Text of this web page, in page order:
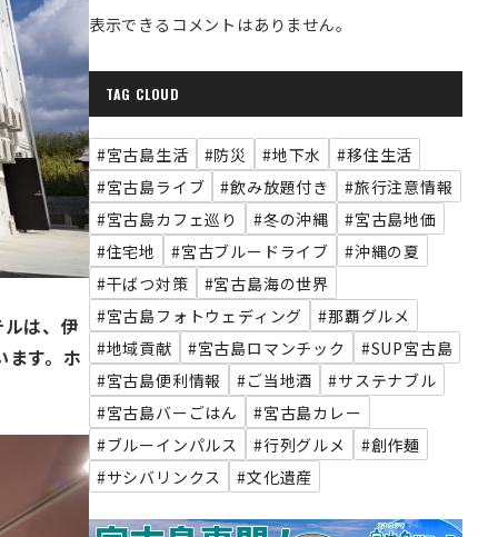
は、伊
す。ホ
表示できるコメントはありません。
TAG CLOUD
#宮古島生活 #防災 #地下水
#移住生活
#宮古島ライブ
#飲み放題付き
#旅行注意情報
#宮古島カフェ巡り
#冬の沖縄
#宮古島地価
#住宅地
#宮古ブルードライブ
#沖縄の夏
#干ばつ対策
#宮古島海の世界
#宮古島フォトウェディング
#那覇グルメ
#地域貢献
#宮古島ロマンチック
#SUP宮古島
#宮古島便利情報
#ご当地酒
#サステナブル
#宮古島バーごはん
#宮古島カレー
#ブルーインパルス
#行列グルメ
#創作麺
#サシバリンクス
#文化遺産